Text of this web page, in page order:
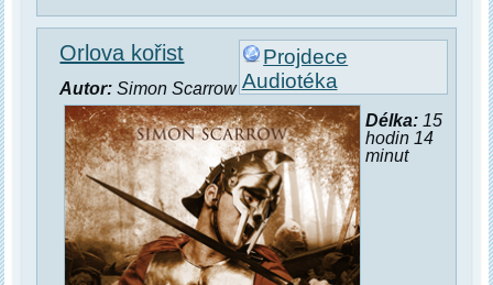
Projdece
Audiotéka
Orlova kořist
Autor: Simon Scarrow
Délka:15
hodin 14
minut